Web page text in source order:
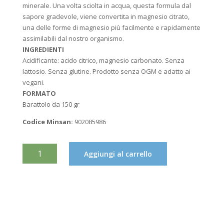
minerale. Una volta sciolta in acqua, questa formula dal
sapore gradevole, viene convertita in magnesio citrato,
una delle forme di magnesio più facilmente e rapidamente
assimilabili dal nostro organismo.
INGREDIENTI
Acidificante: acido citrico, magnesio carbonato. Senza
lattosio. Senza glutine. Prodotto senza OGM e adatto ai
vegani.
FORMATO
Barattolo da 150 gr
Codice Minsan: 902085986
MAGNESIO
Aggiungi al carrello